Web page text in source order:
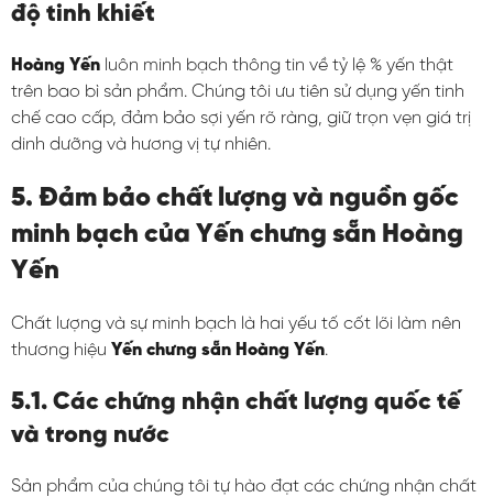
độ tinh khiết
Hoàng Yến luôn minh bạch thông tin về tỷ lệ % yến thật
trên bao bì sản phẩm. Chúng tôi ưu tiên sử dụng yến tinh
chế cao cấp, đảm bảo sợi yến rõ ràng, giữ trọn vẹn giá trị
dinh dưỡng và hương vị tự nhiên.
5. Đảm bảo chất lượng và nguồn gốc
minh bạch của Yến chưng sẵn Hoàng
Yến
Chất lượng và sự minh bạch là hai yếu tố cốt lõi làm nên
thương hiệu Yến chưng sẵn Hoàng Yến.
5.1. Các chứng nhận chất lượng quốc tế
và trong nước
Sản phẩm của chúng tôi tự hào đạt các chứng nhận chất